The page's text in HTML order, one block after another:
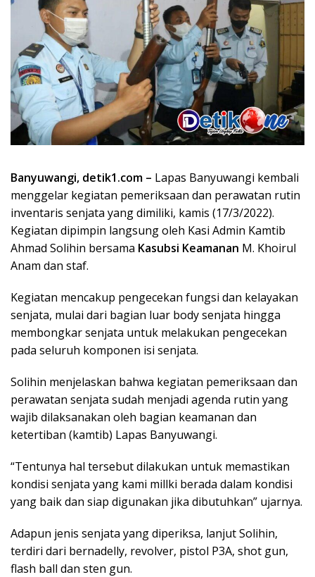
Banyuwangi, detik1.com – Lapas Banyuwangi kembali
menggelar kegiatan pemeriksaan dan perawatan rutin
inventaris senjata yang dimiliki, kamis (17/3/2022).
Kegiatan dipimpin langsung oleh Kasi Admin Kamtib
Ahmad Solihin bersama Kasubsi Keamanan M. Khoirul
Anam dan staf.
Kegiatan mencakup pengecekan fungsi dan kelayakan
senjata, mulai dari bagian luar body senjata hingga
membongkar senjata untuk melakukan pengecekan
pada seluruh komponen isi senjata.
Solihin menjelaskan bahwa kegiatan pemeriksaan dan
perawatan senjata sudah menjadi agenda rutin yang
wajib dilaksanakan oleh bagian keamanan dan
ketertiban (kamtib) Lapas Banyuwangi.
“Tentunya hal tersebut dilakukan untuk memastikan
kondisi senjata yang kami millki berada dalam kondisi
yang baik dan siap digunakan jika dibutuhkan” ujarnya.
Adapun jenis senjata yang diperiksa, lanjut Solihin,
terdiri dari bernadelly, revolver, pistol P3A, shot gun,
flash ball dan sten gun.